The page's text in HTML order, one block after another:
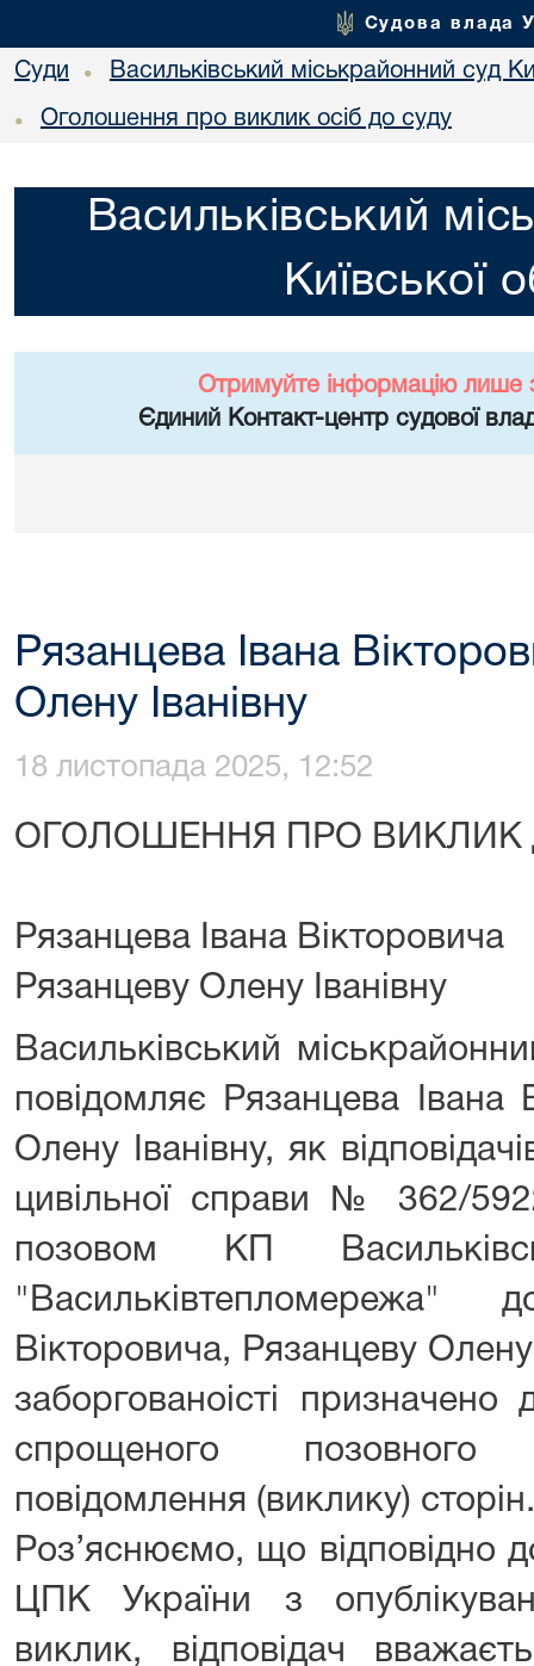
Судова влада
Суди • Васильківський міськрайонний суд
• Оголошення про виклик осіб до суду
Васильківський
Київської
Отримуйте інформацію лише
Єдиний Контакт-центр судової
Рязанцева Івана
Олену Іванівну
18 листопада 2025, 12:52
ОГОЛОШЕННЯ ПРО ВИКЛИК
Рязанцева Івана Вікторовича
Рязанцеву Олену Іванівну
Васильківський
повідомляє Рязанцева Івана
Олену Іванівну, як
цивільної справи № 362/
позовом КП
"Васильківтепломережа"
Вікторовича, Рязанцеву
заборгованоісті
спрощеного
повідомлення (виклику) сторін.
Роз’яснюємо, що відповідно
ЦПК України з
виклик, відповідач